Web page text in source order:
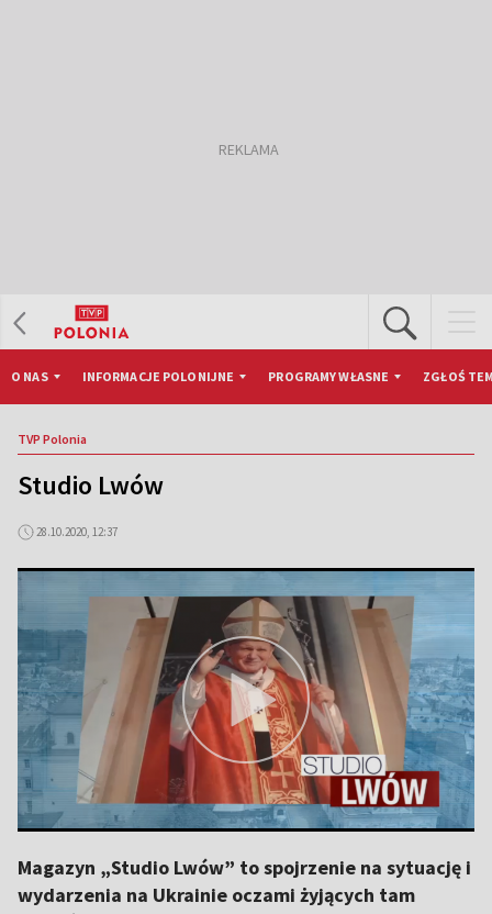
O NAS INFORMACJE POLONIJNE PROGRAMY WŁASNE ZGŁOŚ
TVP Polonia
Studio Lwów
28.10.2020, 12:37
Magazyn „Studio Lwów” to spojrzenie na sytuację i
wydarzenia na Ukrainie oczami żyjących tam